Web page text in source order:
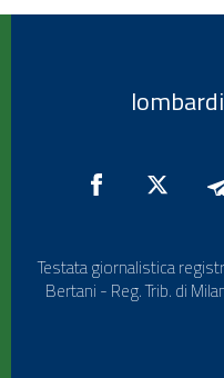
Testata giornalistica
Bertani - Reg. Trib. di